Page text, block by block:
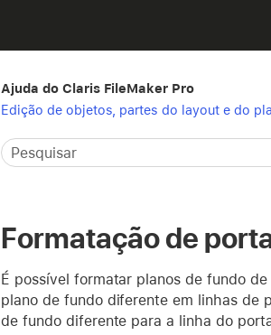
Ajuda do Claris FileMaker Pro
Edição de objetos, partes do layout e do
Formatação de
É possível formatar planos de fundo
plano de fundo diferente em linhas de
de fundo diferente para a linha do